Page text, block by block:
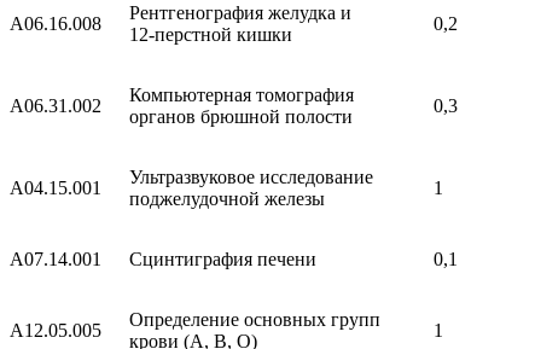
A06.16.008
Рентгенография желудка и
12-перстной кишки
0,2
A06.31.002
Компьютерная томография
органов брюшной полости
0,3
A04.15.001
Ультразвуковое исследование
поджелудочной железы
1
A07.14.001 Сцинтиграфия печени 0,1
A12.05.005
Определение основных групп
крови (А, В, О)
1